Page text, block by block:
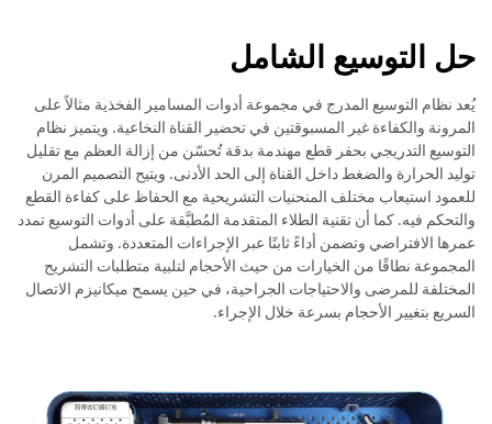
حل التوسيع الشامل
يُعد نظام التوسيع المدرج في مجموعة أدوات المسامير الفخذية مثالاً على
المرونة والكفاءة غير المسبوقتين في تحضير القناة النخاعية. ويتميز نظام
التوسيع التدريجي بحفر قطع مهندمة بدقة تُحسّن من إزالة العظم مع تقليل
توليد الحرارة والضغط داخل القناة إلى الحد الأدنى. ويتيح التصميم المرن
للعمود استيعاب مختلف المنحنيات التشريحية مع الحفاظ على كفاءة القطع
والتحكم فيه. كما أن تقنية الطلاء المتقدمة المُطبَّقة على أدوات التوسيع تمدد
عمرها الافتراضي وتضمن أداءً ثابتًا عبر الإجراءات المتعددة. وتشمل
المجموعة نطاقًا من الخيارات من حيث الأحجام لتلبية متطلبات التشريح
المختلفة للمرضى والاحتياجات الجراحية، في حين يسمح ميكانيزم الاتصال
السريع بتغيير الأحجام بسرعة خلال الإجراء.